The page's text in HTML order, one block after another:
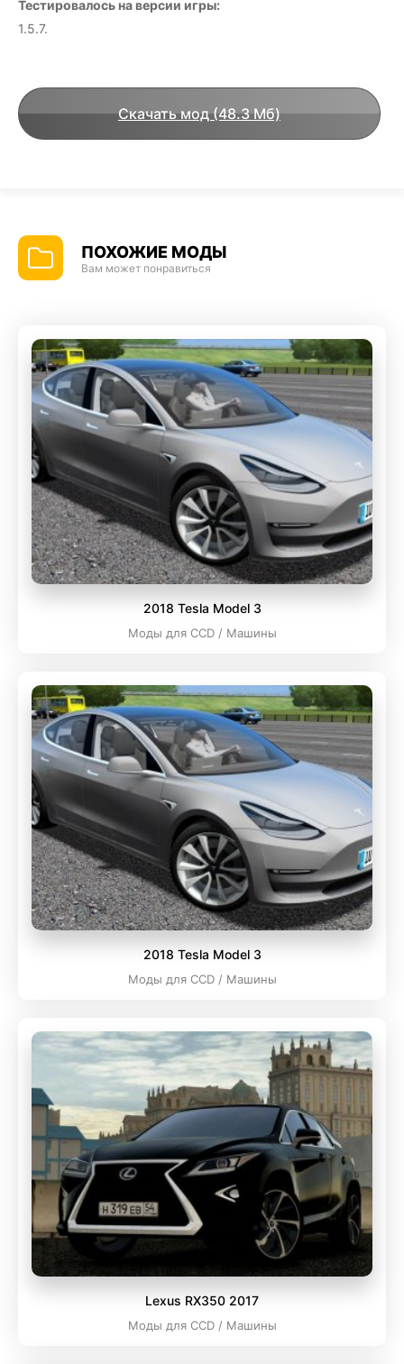
Тестировалось на версии игры:
1.5.7.
Скачать мод (48.3 Мб)
ПОХОЖИЕ МОДЫ
Вам может понравиться
2018 Tesla Model 3
Моды для CCD / Машины
2018 Tesla Model 3
Моды для CCD / Машины
Lexus RX350 2017
Моды для CCD / Машины